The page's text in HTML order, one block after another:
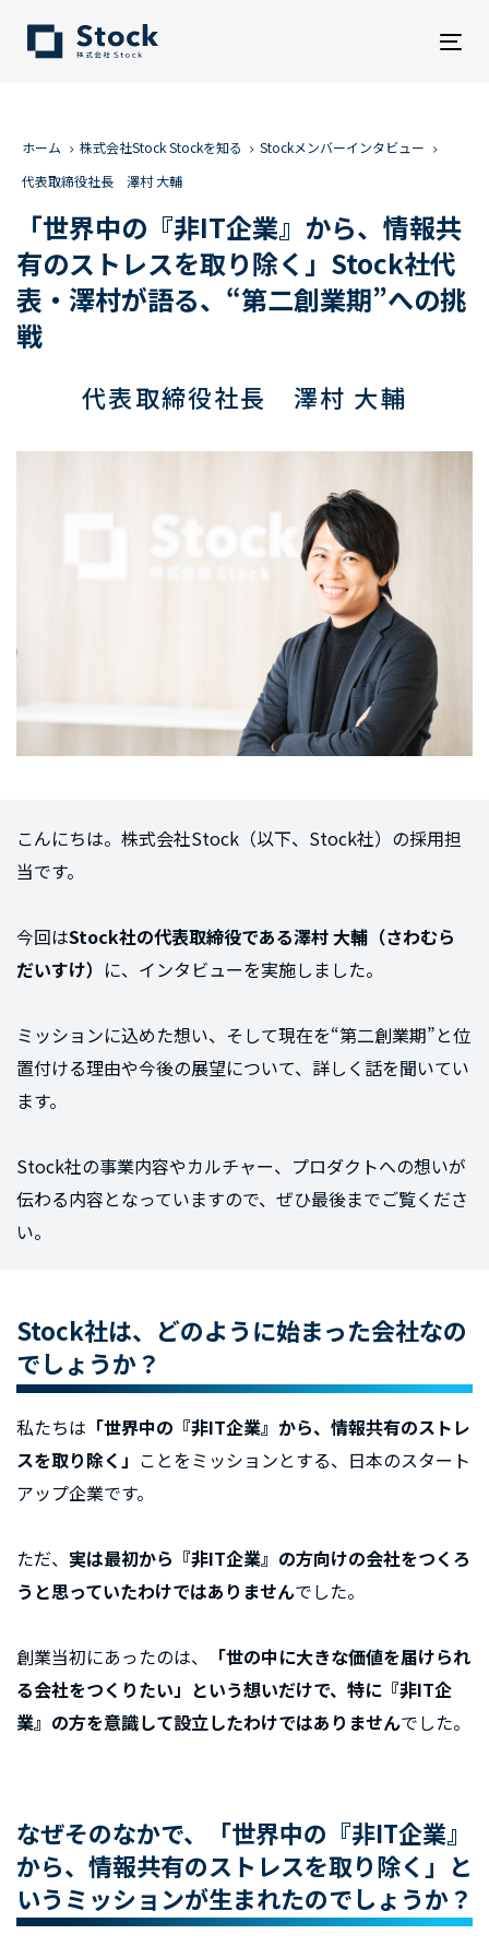
ホーム 株式会社Stock Stockを知る
Stockメンバーインタビュー
代表取締役社長 澤村 大輔
「世界中の『非IT企業』から、情報共
有のストレスを取り除く」Stock社代
表・澤村が語る、“第二創業期”への挑
戦
代表取締役社長 澤村 大輔
こんにちは。株式会社Stock（以下、Stock社）の採用担
当です。
今回はStock社の代表取締役である澤村 大輔（さわむら
だいすけ） に、インタビューを実施しました。
ミッションに込めた想い、そして現在を“第二創業期”と位
置付ける理由や今後の展望について、詳しく話を聞いてい
ます。
Stock社の事業内容やカルチャー、プロダクトへの想いが
伝わる内容となっていますので、ぜひ最後までご覧くださ
い。
Stock社は、どのように始まった会社なの
でしょうか？
私たちは 「世界中の『非IT企業』から、情報共有のストレ
スを取り除く」 ことをミッションとする、日本のスタート
アップ企業です。
ただ、 実は最初から『非IT企業』の方向けの会社をつくろ
うと思っていたわけではありませんでした。
創業当初にあったのは、
「世の中に大きな価値を届けられ
る会社をつくりたい」という想いだけで、特に『非IT企
業』の方を意識して設立したわけではありませんでした。
なぜそのなかで、「世界中の『非IT企業』
から、情報共有のストレスを取り除く」と
いうミッションが生まれたのでしょうか？